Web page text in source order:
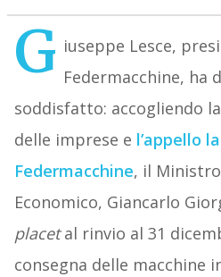
G iuseppe Lesce,
Federmacchine, ha
soddisfatto: accogliendo
delle imprese e l’appello
Federmacchine, il
Economico, Giancarlo
placetal rinvio al 31
consegna delle macchine